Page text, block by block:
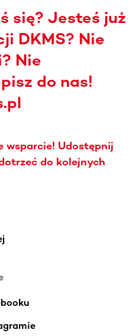
się? Jesteś już
DKMS? Nie
Nie
do nas!
wsparcie! Udostępnij
do kolejnych